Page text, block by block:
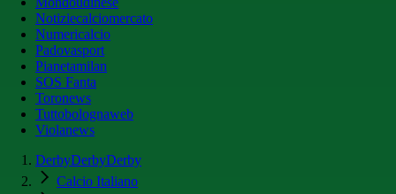
Notiziecalciomercato
Numericalcio
Padovasport
Pianetamilan
SOS Fanta
Toronews
Tuttobolognaweb
Violanews
DerbyDerbyDerby
Calcio Italiano